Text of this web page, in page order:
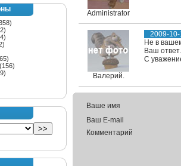
(156)
Administrator
Валерий.
2009-
Не в
Ваш ответ.
С
Ваше имя
Ваш E-mail
Комментарий